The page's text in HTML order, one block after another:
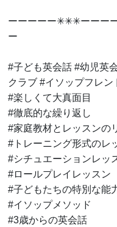
ーーーーー✳︎✳︎✳︎ーーー
ー
#子ども英会話 #幼児英
クラブ #イソップフレ
#楽しくて大真面目
#徹底的な繰り返し
#家庭教材とレッスンの
#トレーニング形式のレ
#シチュエーションレッ
#ロールプレイレッスン
#子どもたちの特別な能
#イソップメソッド
#3歳からの英会話